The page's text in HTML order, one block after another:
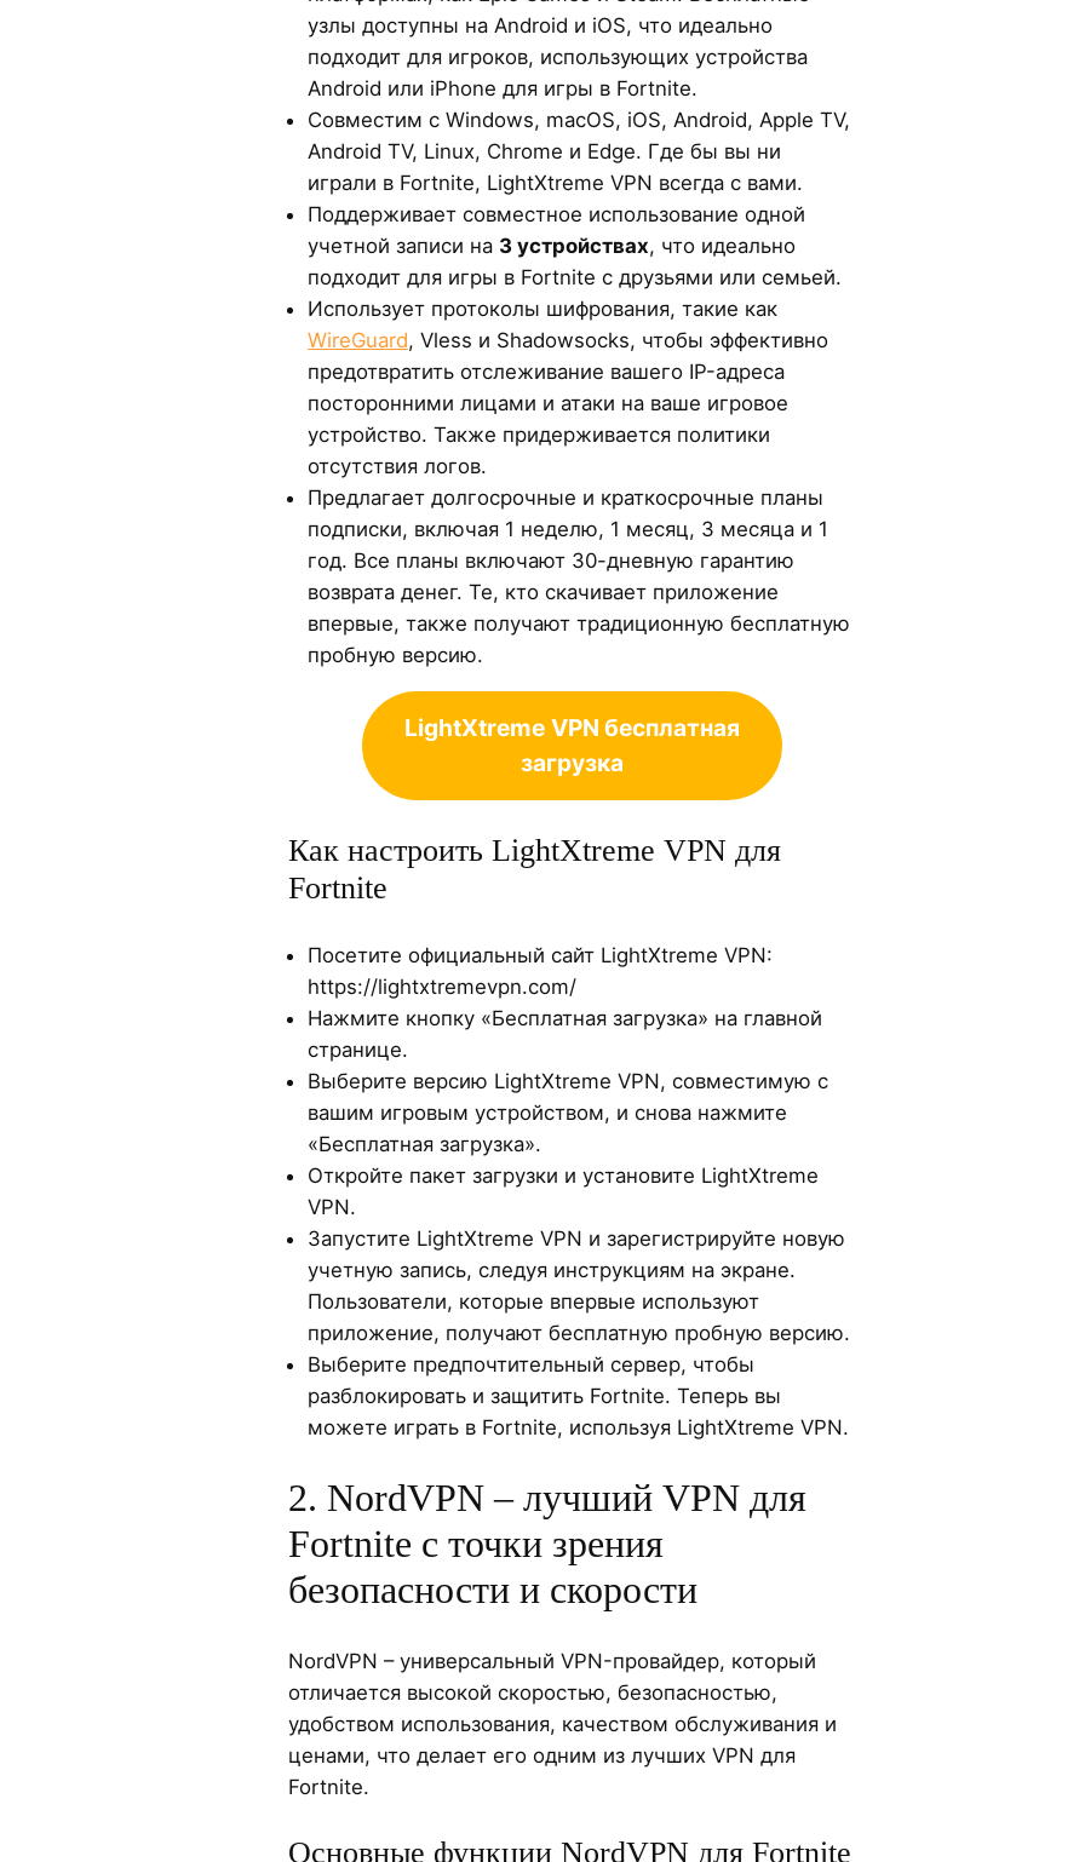
узлы доступны на Android и iOS, что идеально
подходит для игроков, использующих устройства
Android или iPhone для игры в Fortnite.
Совместим с Windows, macOS, iOS, Android, Apple TV,
Android TV, Linux, Chrome и Edge. Где бы вы ни
играли в Fortnite, LightXtreme VPN всегда с вами.
Поддерживает совместное использование одной
учетной записи на 3 устройствах, что идеально
подходит для игры в Fortnite с друзьями или семьей.
Использует протоколы шифрования, такие как
WireGuard, Vless и Shadowsocks, чтобы эффективно
предотвратить отслеживание вашего IP-адреса
посторонними лицами и атаки на ваше игровое
устройство. Также придерживается политики
отсутствия логов.
Предлагает долгосрочные и краткосрочные планы
подписки, включая 1 неделю, 1 месяц, 3 месяца и 1
год. Все планы включают 30-дневную гарантию
возврата денег. Те, кто скачивает приложение
впервые, также получают традиционную бесплатную
пробную версию.
LightXtreme VPN бесплатная
загрузка
Как настроить LightXtreme VPN для
Fortnite
Посетите официальный сайт LightXtreme VPN:
https://lightxtremevpn.com/
Нажмите кнопку «Бесплатная загрузка» на главной
странице.
Выберите версию LightXtreme VPN, совместимую с
вашим игровым устройством, и снова нажмите
«Бесплатная загрузка».
Откройте пакет загрузки и установите LightXtreme
VPN.
Запустите LightXtreme VPN и зарегистрируйте новую
учетную запись, следуя инструкциям на экране.
Пользователи, которые впервые используют
приложение, получают бесплатную пробную версию.
Выберите предпочтительный сервер, чтобы
разблокировать и защитить Fortnite. Теперь вы
можете играть в Fortnite, используя LightXtreme VPN.
2. NordVPN – лучший VPN для
Fortnite с точки зрения
безопасности и скорости
NordVPN – универсальный VPN-провайдер, который
отличается высокой скоростью, безопасностью,
удобством использования, качеством обслуживания и
ценами, что делает его одним из лучших VPN для
Fortnite.
Основные функции NordVPN для Fortnite